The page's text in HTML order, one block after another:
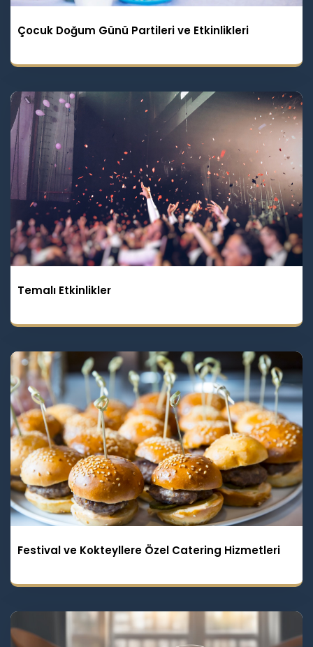
Çocuk Doğum Günü Partileri ve Etkinlikleri
Temalı Etkinlikler
Festival ve Kokteyllere Özel Catering Hizmetleri